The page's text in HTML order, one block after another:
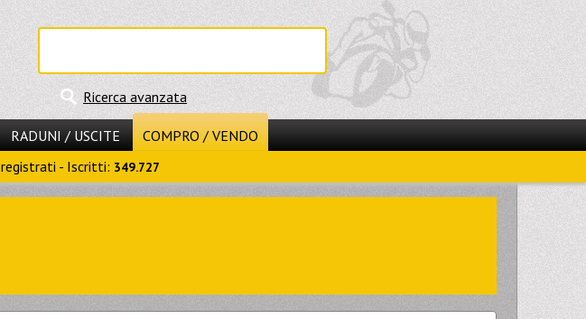
Ricerca avanzata
RADUNI / USCITE
COMPRO / VENDO
registrati - Iscritti: 349.727